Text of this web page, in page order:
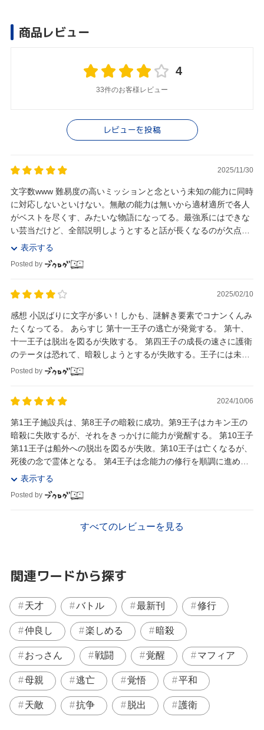
商品レビュー
4
33件のお客様レビュー
レビューを投稿
2025/11/30
文字数www 難易度の高いミッションと念という未知の能力に同時
に対応しないといけない。無敵の能力は無いから適材適所で各人
がベストを尽くす、みたいな物語になってる。最強系にはできな
い芸当だけど、全部説明しようとすると話が長くなるのが欠点。
表示する
Posted by
2025/02/10
感想 小説ばりに文字が多い！しかも、謎解き要素でコナンくんみ
たくなってる。 あらすじ 第十一王子の逃亡が発覚する。 第十、
十一王子は脱出を図るが失敗する。 第四王子の成長の速さに護衛
のテータは恐れて、暗殺しようとするが失敗する。王子には未来
視の能力が開花する。
Posted by
2024/10/06
第1王子施設兵は、第8王子の暗殺に成功。第9王子はカキン王の
暗殺に失敗するが、それをきっかけに能力が覚醒する。 第10王子
第11王子は船外への脱出を図るが失敗。第10王子は亡くなるが、
死後の念で霊体となる。 第4王子は念能力の修行を順調に進め、
表示する
Posted by
すべてのレビューを見る
関連ワードから探す
天才 バトル 最新刊 修行
仲良し 楽しめる 暗殺
おっさん 戦闘 覚醒 マフィア
母親 逃亡 覚悟 平和
天敵 抗争 脱出 護衛